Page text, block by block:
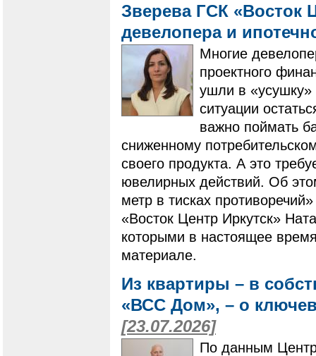
Зверева ГСК «Восток
девелопера и
Многие
проектного
ушли в «усушку»
ситуации
важно поймать
сниженному
своего продукта. А это
ювелирных действий. Об
метр в тисках
«Восток Центр Иркутск»
которыми в настоящее
материале.
Из квартиры – в
«ВСС Дом», – о
[23.07.2026]
По данным